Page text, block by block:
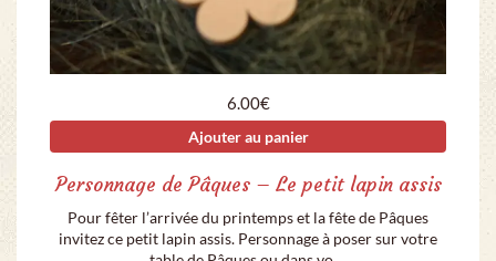
6.00€
Ajouter au panier
Personnage de Pâques – Le petit lapin assis
Pour fêter l’arrivée du printemps et la fête de Pâques
invitez ce petit lapin assis. Personnage à poser sur votre